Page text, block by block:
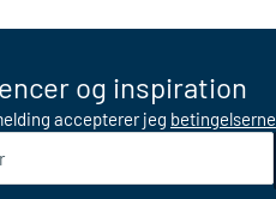
og inspiration
accepterer jeg betingelserne